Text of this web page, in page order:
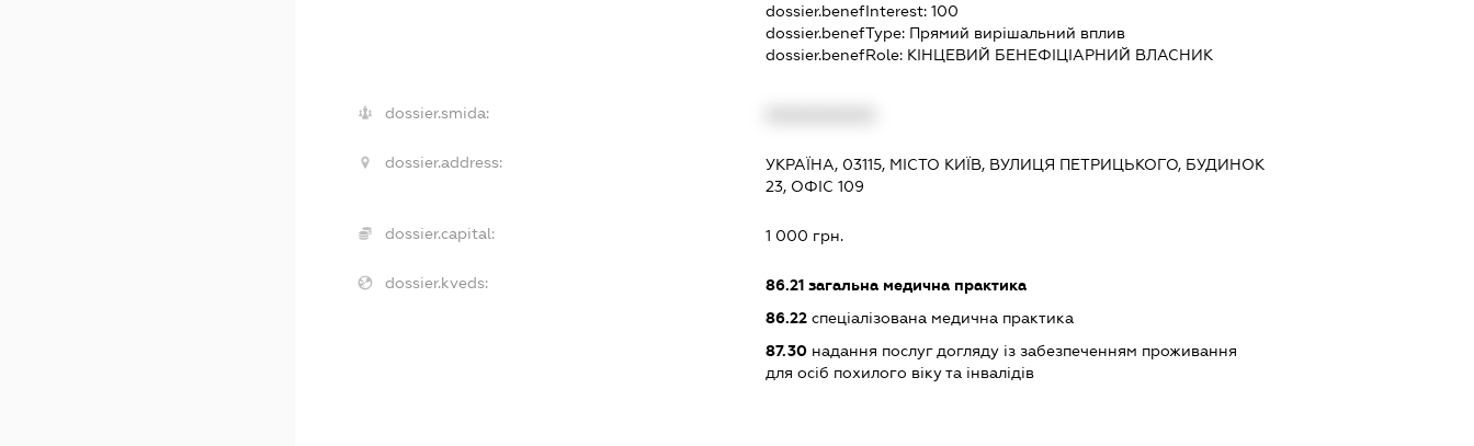
dossier.benefInterest: 100
dossier.benefType: Прямий вирішальний вплив
dossier.benefRole: КІНЦЕВИЙ БЕНЕФІЦІАРНИЙ ВЛАСНИК
dossier.smida:
dossier.address:
УКРАЇНА, 03115, МІСТО КИЇВ, ВУЛИЦЯ ПЕТРИЦЬКОГО, БУДИНОК
23, ОФІС 109
dossier.capital: 1 000 грн.
dossier.kveds: 86.21загальна медична практика
86.22спеціалізована медична практика
87.30надання послуг догляду із забезпеченням проживання
для осіб похилого віку та інвалідів